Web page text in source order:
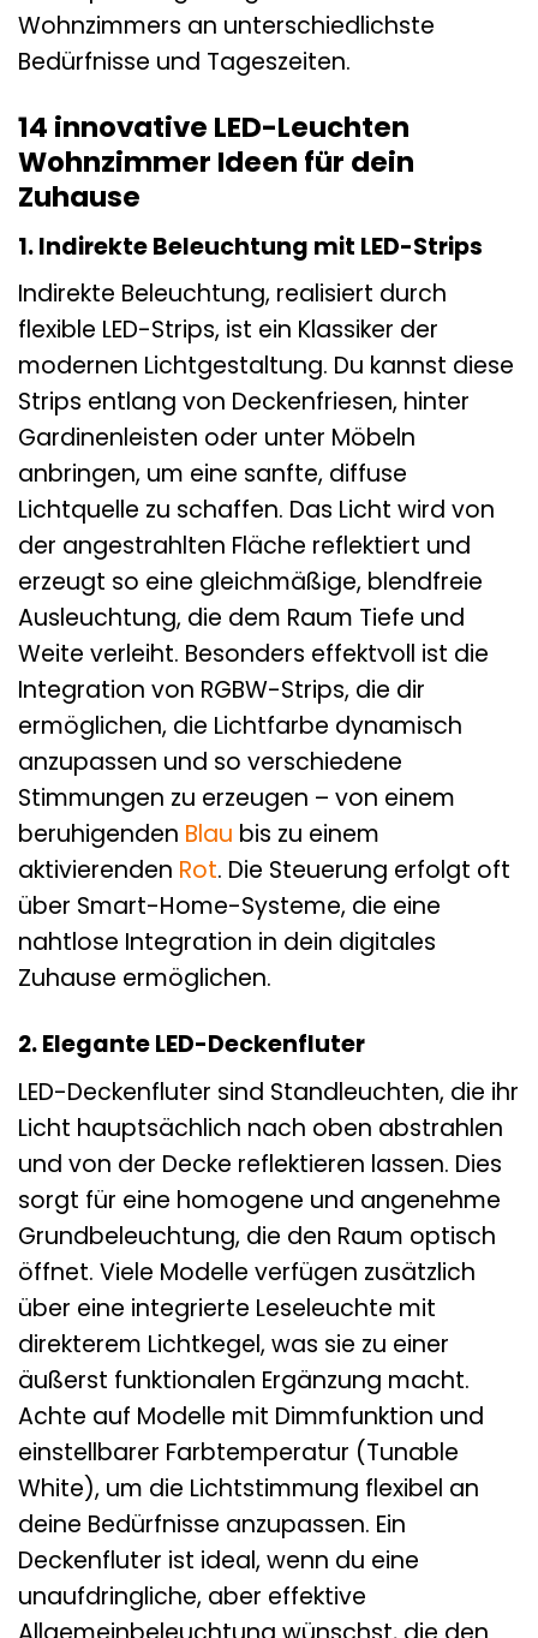
Wohnzimmers an unterschiedlichste
Bedürfnisse und Tageszeiten.
14 innovative LED-Leuchten
Wohnzimmer Ideen für dein
Zuhause
1. Indirekte Beleuchtung mit LED-Strips
Indirekte Beleuchtung, realisiert durch
flexible LED-Strips, ist ein Klassiker der
modernen Lichtgestaltung. Du kannst diese
Strips entlang von Deckenfriesen, hinter
Gardinenleisten oder unter Möbeln
anbringen, um eine sanfte, diffuse
Lichtquelle zu schaffen. Das Licht wird von
der angestrahlten Fläche reflektiert und
erzeugt so eine gleichmäßige, blendfreie
Ausleuchtung, die dem Raum Tiefe und
Weite verleiht. Besonders effektvoll ist die
Integration von RGBW-Strips, die dir
ermöglichen, die Lichtfarbe dynamisch
anzupassen und so verschiedene
Stimmungen zu erzeugen – von einem
beruhigenden Blau bis zu einem
aktivierenden Rot. Die Steuerung erfolgt oft
über Smart-Home-Systeme, die eine
nahtlose Integration in dein digitales
Zuhause ermöglichen.
2. Elegante LED-Deckenfluter
LED-Deckenfluter sind Standleuchten, die ihr
Licht hauptsächlich nach oben abstrahlen
und von der Decke reflektieren lassen. Dies
sorgt für eine homogene und angenehme
Grundbeleuchtung, die den Raum optisch
öffnet. Viele Modelle verfügen zusätzlich
über eine integrierte Leseleuchte mit
direkterem Lichtkegel, was sie zu einer
äußerst funktionalen Ergänzung macht.
Achte auf Modelle mit Dimmfunktion und
einstellbarer Farbtemperatur (Tunable
White), um die Lichtstimmung flexibel an
deine Bedürfnisse anzupassen. Ein
Deckenfluter ist ideal, wenn du eine
unaufdringliche, aber effektive